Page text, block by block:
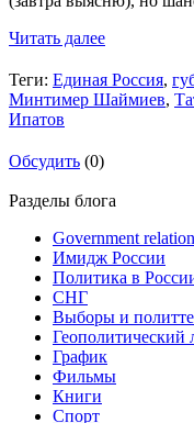
Читать далее
Теги: Единая Россия,
Минтимер Шаймиев,
Ипатов
Обсудить (0)
Разделы блога
Government
Имидж России
Политика в
СНГ
Выборы и
Геополитический
График
Фильмы
Книги
Спорт